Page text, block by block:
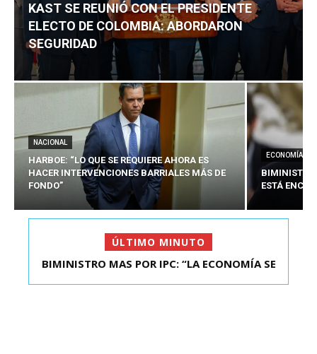
KAST SE REUNIÓ CON EL PRESIDENTE
ELECTO DE COLOMBIA: ABORDARON
SEGURIDAD
NACIONAL
HARBOE: “LO QUE SE REQUIERE AHORA ES
HACER INTERVENCIONES BARRIALES MÁS DE
FONDO”
ECONOMÍA
BIMINISTRO
ESTÁ
ÚLTIMO MINUTO
KAST SE REUNIÓ CON EL PRESIDENTE ELECTO DE
BIMINISTRO MAS POR IPC: “LA ECONOMÍA SE